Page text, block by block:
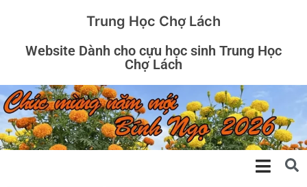
Trung Học Chợ Lách
Website Dành cho cựu học sinh Trung Học
Chợ Lách